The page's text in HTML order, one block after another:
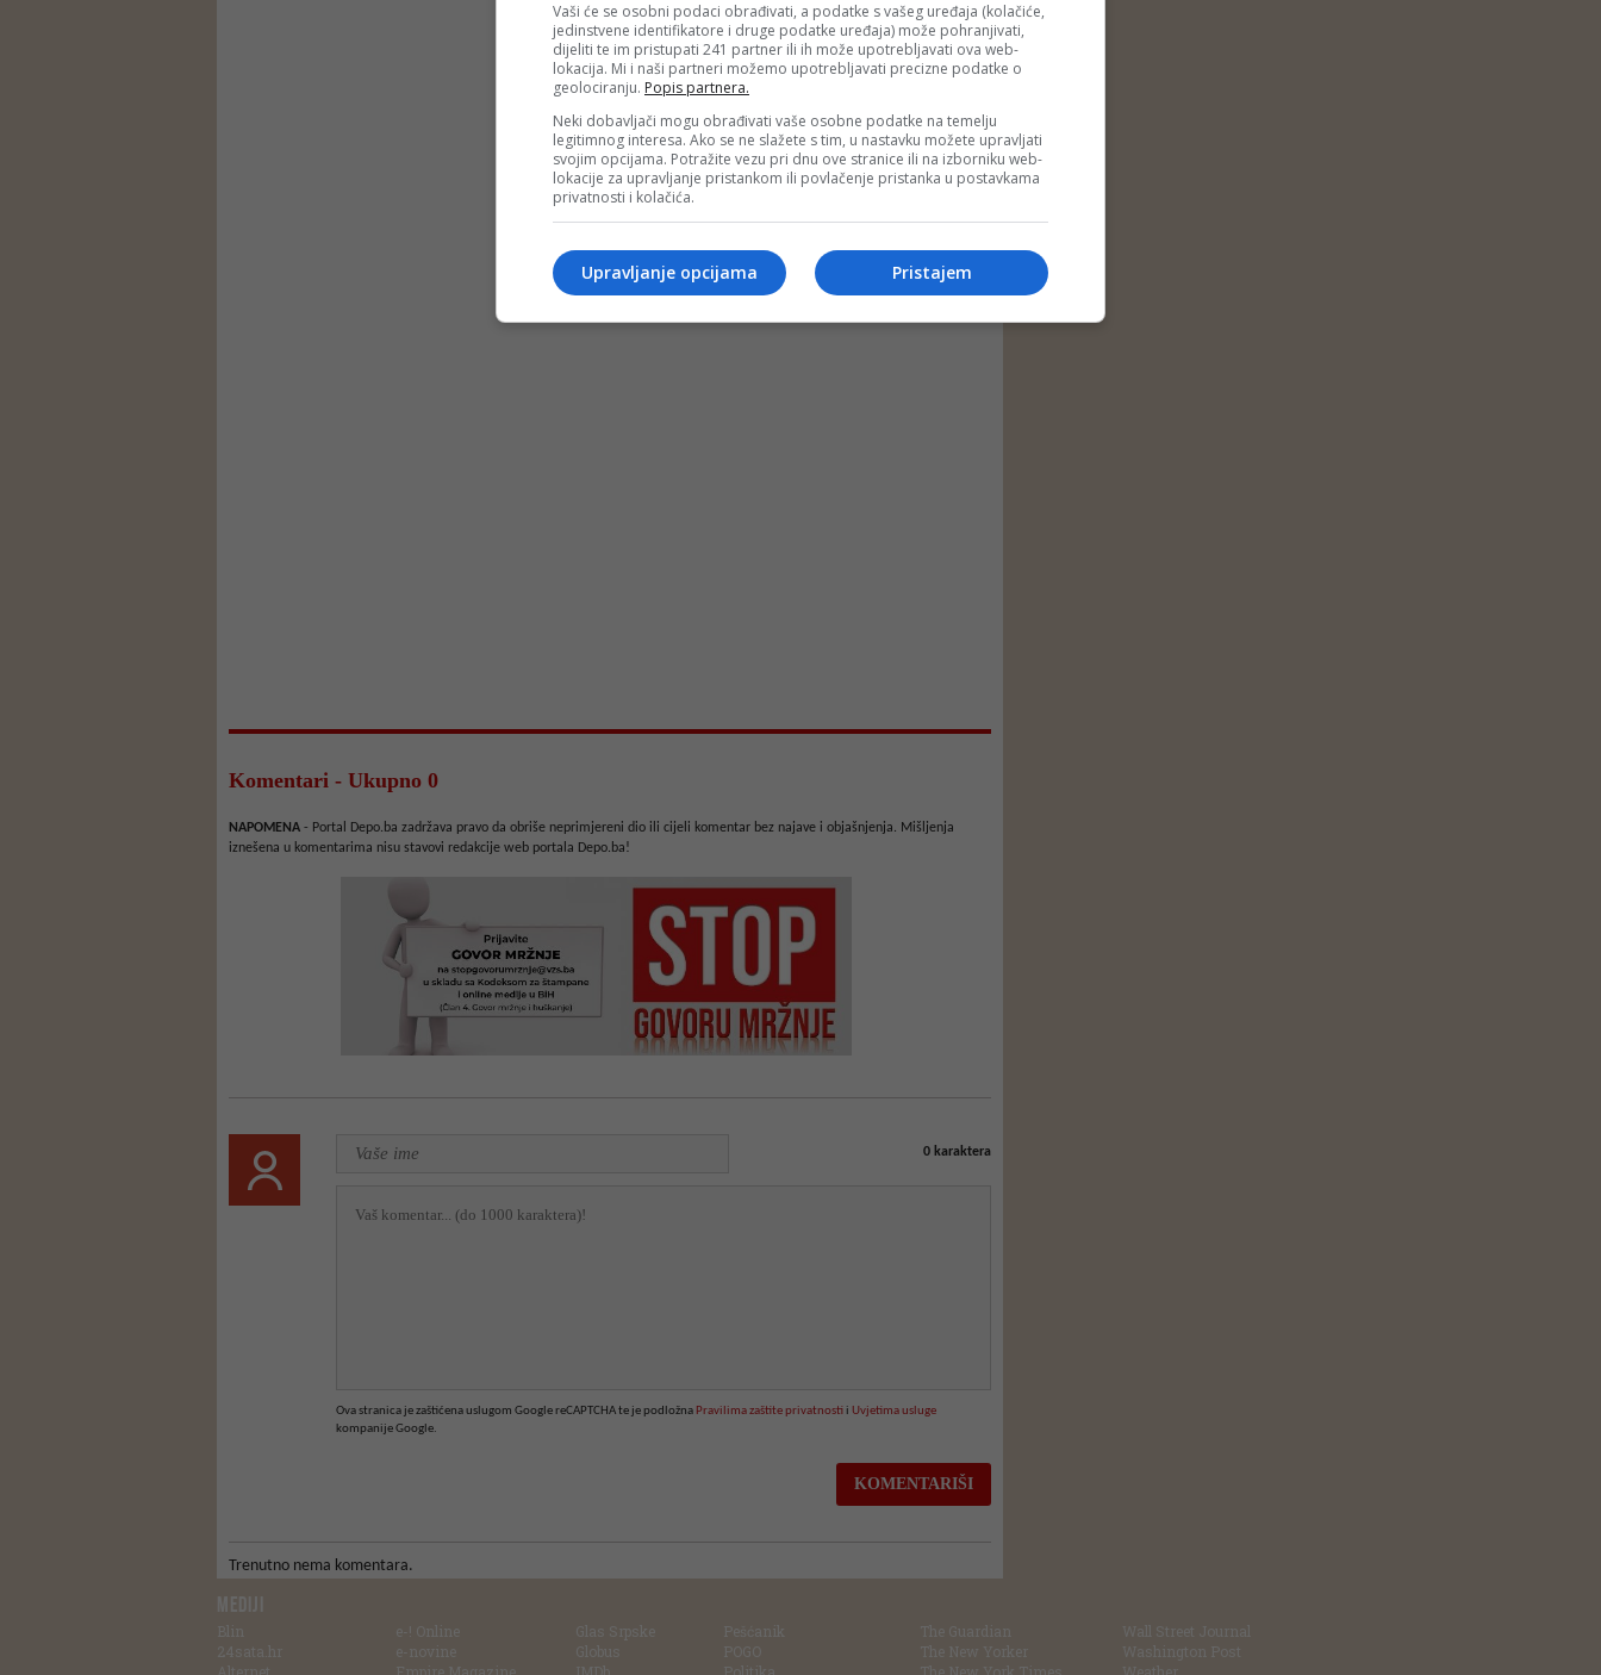
Komentari - Ukupno 0
NAPOMENA - Portal Depo.ba zadržava pravo da obriše neprimjereni dio ili cijeli komentar bez najave i objašnjenja. Mišljenja
iznešena u komentarima nisu stavovi redakcije web portala Depo.ba!
0karaktera
Ova stranica je zaštićena uslugom Google reCAPTCHA te je podložna Pravilima zaštite privatnostii Uvjetima usluge
kompanije Google.
Trenutno nema komentara.
MEDIJI
Blin
24sata.hr
e-! Online
e-novine
Glas Srpske
Globus
Pešćanik
POGO
The Guardian
The New Yorker
Wall Street Journal
Washington Post
Vaši će se osobni podaci obrađivati, a podatke s vašeg uređaja (kolačiće,
jedinstvene identifikatore i druge podatke uređaja) može pohranjivati,
dijeliti te im pristupati 241 partner ili ih može upotrebljavati ova web-
lokacija. Mi i naši partneri možemo upotrebljavati precizne podatke o
geolociranju. Popis partnera.
Neki dobavljači mogu obrađivati vaše osobne podatke na temelju
legitimnog interesa. Ako se ne slažete s tim, u nastavku možete upravljati
svojim opcijama. Potražite vezu pri dnu ove stranice ili na izborniku web-
lokacije za upravljanje pristankom ili povlačenje pristanka u postavkama
privatnosti i kolačića.
Pristajem
Upravljanje opcijama